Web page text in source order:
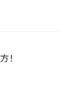
！